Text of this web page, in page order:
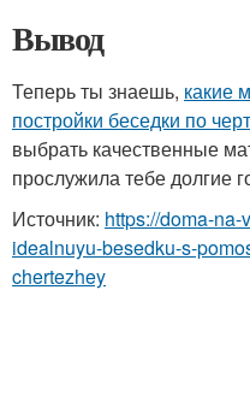
Вывод
Теперь ты знаешь, какие
постройки беседки по
выбрать качественные
прослужила тебе долгие
Источник: https://doma-
idealnuyu-besedku-s-
chertezhey